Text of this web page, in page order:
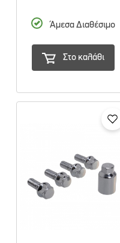
Άμεσα Διαθέσιμο
Στο καλάθι